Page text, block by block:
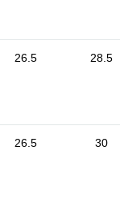
26.5 28.5
26.5 30